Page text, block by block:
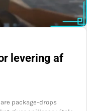
levering af
package-drops